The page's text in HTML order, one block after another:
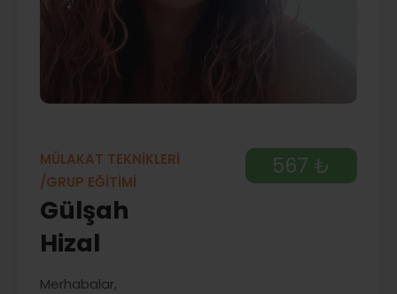
MÜLAKAT TEKNİKLERİ
/GRUP EĞİTİMİ
Gülşah
Hizal
567 ₺
Merhabalar,